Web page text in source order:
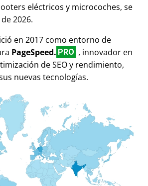
eléctricos y microcoches, se
2026.
en 2017 como entorno de
PageSpeed. PRO , innovador en
de SEO y rendimiento,
nuevas tecnologías.